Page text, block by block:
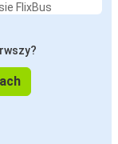
FlixBus